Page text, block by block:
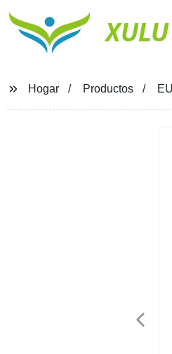
XULU
Hogar Productos